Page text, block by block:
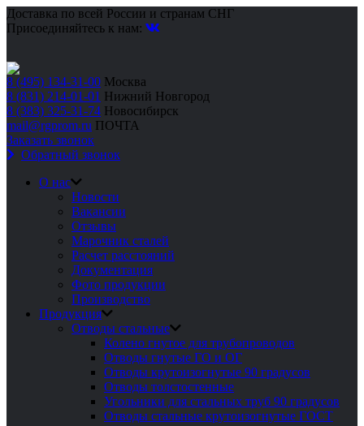
Доставка по всей России и странам СНГ
Присоединяйтесь к нам:
8 (495) 134-31-00 Москва
8 (831) 214-01-01 Нижний Новгород
8 (383) 325-31-74 Новосибирск
mail@rgprom.ru ПОЧТА
Заказать звонок
Обратный звонок
О нас
Новости
Вакансии
Отзывы
Марочник сталей
Расчет расстояний
Документация
Фото продукции
Производство
Продукция
Отводы стальные
Колено гнутое для трубопроводов
Отводы гнутые ГО и ОГ
Отводы крутоизогнутые 90 градусов
Отводы толстостенные
Угольники для стальных труб 90 градусов
Отводы стальные крутоизогнутые ГОСТ